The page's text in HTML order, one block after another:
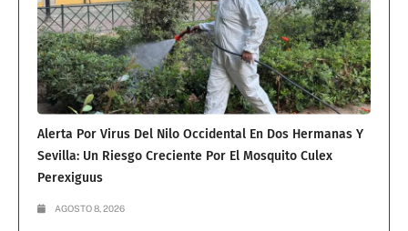
Alerta Por Virus Del Nilo Occidental En Dos Hermanas Y
Sevilla: Un Riesgo Creciente Por El Mosquito Culex
Perexiguus
AGOSTO 8, 2026